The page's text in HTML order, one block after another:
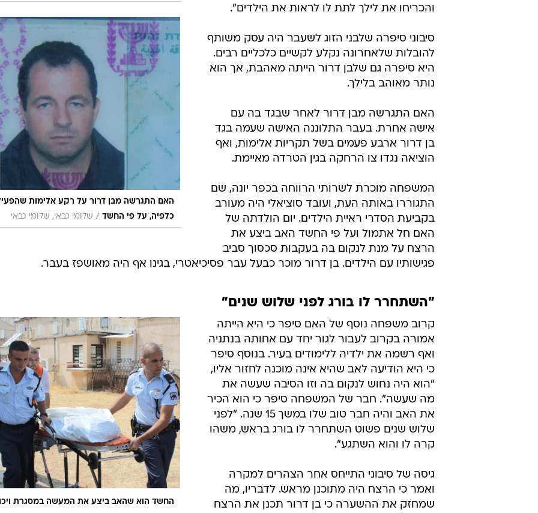
האם התגרשה מבן דרור על רקע אלימות
כלפיה, על פי החשד / שלומי גבאי, שלומי גבאי
והכריחו את לילך לתת לו לראות את הילדים".
סיבוני סיפרה שלבני הזוג לשעבר היה עסק משותף
להובלות שלאחרונה נקלע לקשיים כלכליים רבים.
היא סיפרה גם שלבן דרור הייתה מאהבת, אך הוא
נותר מאוהב בלילך.
האם התגרשה מבן דרור לאחר שבגד בה עם
אישה אחרת. בעבר התלוננה האישה שעמה בגד
בן דרור ארבע פעמים בשל תקריות אלימות, ואף
הוציאה נגדו צו הרחקה בגין הטרדה מאיימת.
המשפחה מוכרת לשרותי הרווחה בכפר יונה, שם
התגוררו באותה העת, ועובד סוציאלי היה מעורב
בקביעת הסדרי ראיית הילדים. יום הולדתה של
האם חל אתמול ועל פי החשד האב ביצע את
הרצח על מנת לנקום בה בעקבות סכסוך סביב
פגישותיו עם הילדים. בן דרור מוכר כבעל עבר פסיכיאטרי, בגינו אף היה מאושפז בעבר.
"השתחרר לו בורג לפני שלוש שנים"
החשד הוא שהאב ביצע את המעשה במסגרת
קרוב משפחה נוסף של האם סיפר כי היא הייתה
אמורה בקרוב לעבור לגור יחד עם אחותה בנתניה
ואף רשמה את ילדיה ללימודים בעיר. בנוסף סיפר
כי היא הודיעה לאב שהיא אינה מוכנה לחזור אליו,
"הוא היה נחוש לנקום בה וזו הסיבה שעשה את
מה שעשה". חבר של המשפחה סיפר כי הוא הכיר
את האב והיה חבר טוב שלו במשך 15 שנה. "לפני
שלוש שנים פשוט השתחרר לו בורג בראש, משהו
קרה לו והוא השתגע".
גיסה של סיבוני התייחס אחר הצהרים למקרה
ואמר כי הרצח היה מתוכנן מראש. לדבריו, מה
שמחזק את ההשערה כי בן דרור תכנן את הרצח